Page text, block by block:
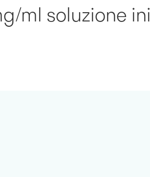
ml soluzione